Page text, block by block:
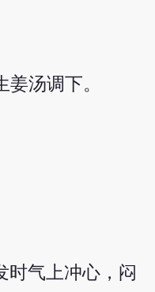
姜汤调下。
时气上冲心，闷